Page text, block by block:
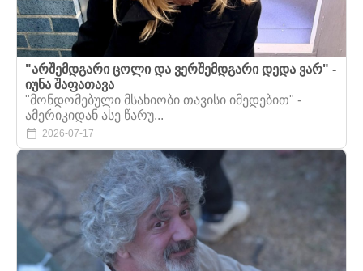
"არშემდგარი ცოლი და ვერშემდგარი დედა ვარ" -
იუნა შაფათავა
"მონდომებული მსახიობი თავისი იმედებით" -
ამერიკიდან ასე წარუ...
2026-07-17